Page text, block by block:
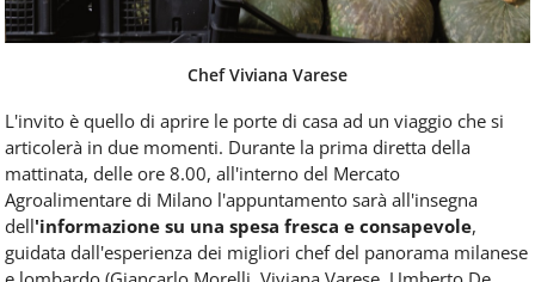
Chef Viviana Varese
L'invito è quello di aprire le porte di casa ad un viaggio che si
articolerà in due momenti. Durante la prima diretta della
mattinata, delle ore 8.00, all'interno del Mercato
Agroalimentare di Milano l'appuntamento sarà all'insegna
dell'informazione su una spesa fresca e consapevole,
guidata dall'esperienza dei migliori chef del panorama milanese